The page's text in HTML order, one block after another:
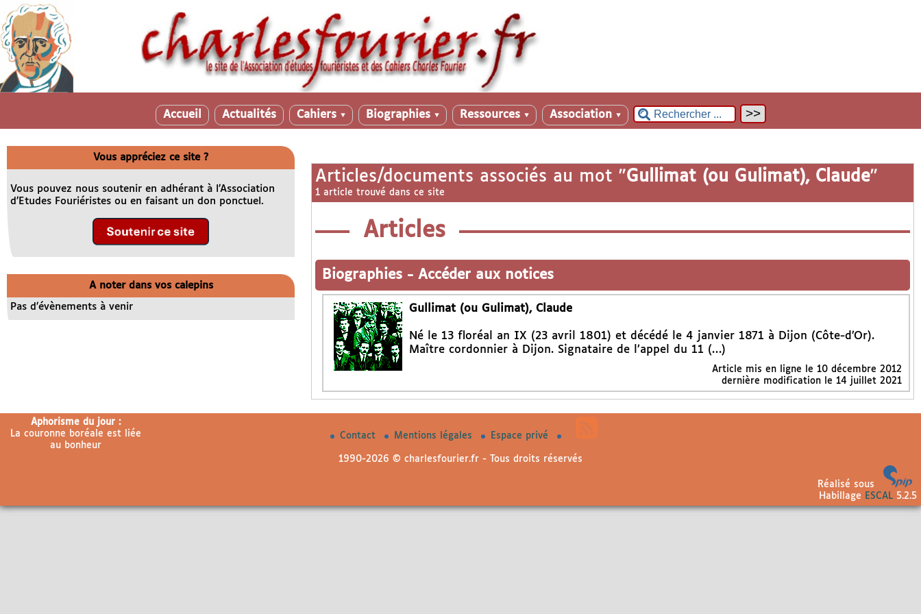
Accueil Actualités Cahiers ▼ Biographies ▼ Ressources ▼ Association ▼
Articles/documents associés au mot "Gullimat (ou Gulimat), Claude"
1 article trouvé dans ce site
Articles
Biographies - Accéder aux notices
Gullimat (ou Gulimat), Claude
Né le 13 floréal an IX (23 avril 1801) et décédé le 4 janvier 1871 à Dijon (Côte-d’Or).
Maître cordonnier à Dijon. Signataire de l’appel du 11 (…)
Article mis en ligne le 10 décembre 2012
dernière modification le 14 juillet 2021
Vous appréciez ce site ?
Vous pouvez nous soutenir en adhérant à l’Association
d’Etudes Fouriéristes ou en faisant un don ponctuel.
A noter dans vos calepins
Pas d’évènements à venir
Aphorisme du jour :
La couronne boréale est liée
au bonheur
Contact Mentions légales Espace privé
1990-2026 © charlesfourier.fr - Tous droits réservés
Réalisé sous
Habillage
ESCAL5.2.5